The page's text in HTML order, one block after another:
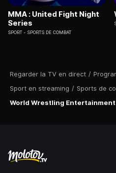
Regarder la TV en direct /
Sport en streaming / Sports de
World Wrestling Entertainment
MMA : United Fight Night
Series
SPORT SPORTS DE COMBAT